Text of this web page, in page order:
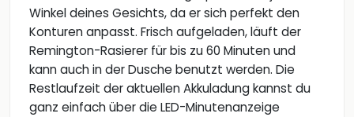
Winkel deines Gesichts, da er sich perfekt den
Konturen anpasst. Frisch aufgeladen, läuft der
Remington-Rasierer für bis zu 60 Minuten und
kann auch in der Dusche benutzt werden. Die
Restlaufzeit der aktuellen Akkuladung kannst du
ganz einfach über die LED-Minutenanzeige